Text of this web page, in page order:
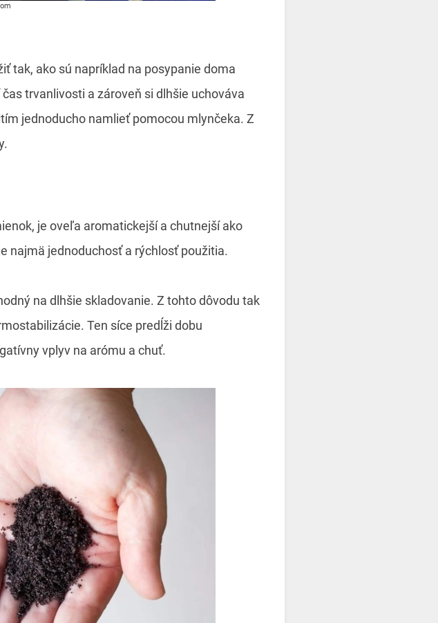
tak, ako sú napríklad na posypanie doma
trvanlivosti a zároveň si dlhšie uchováva
jednoducho namlieť pomocou mlynčeka. Z
je oveľa aromatickejší a chutnejší ako
najmä jednoduchosť a rýchlosť použitia.
na dlhšie skladovanie. Z tohto dôvodu tak
Ten síce predĺži dobu
vplyv na arómu a chuť.